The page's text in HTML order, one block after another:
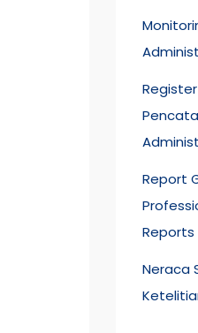
Report
Neraca